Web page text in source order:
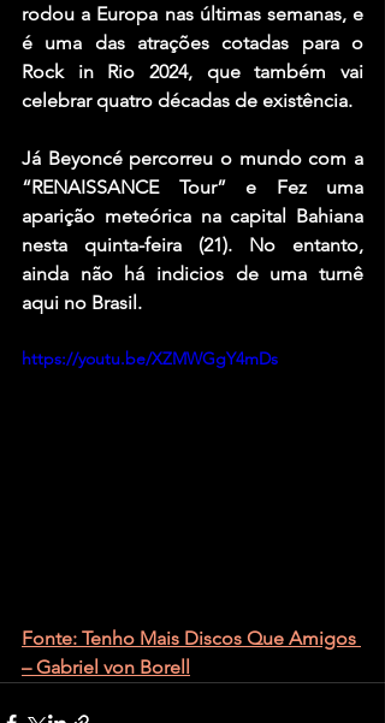
rodou a Europa nas últimas semanas, e
é uma das atrações cotadas para o
Rock in Rio 2024, que também vai
celebrar quatro décadas de existência.
Já Beyoncé percorreu o mundo com a
“RENAISSANCE Tour” e Fez uma
aparição meteórica na capital Bahiana
nesta quinta-feira (21). No entanto,
ainda não há indicios de uma turnê
aqui no Brasil.
https://youtu.be/XZMWGgY4mDs
Fonte: Tenho Mais Discos Que Amigos
– Gabriel von Borell